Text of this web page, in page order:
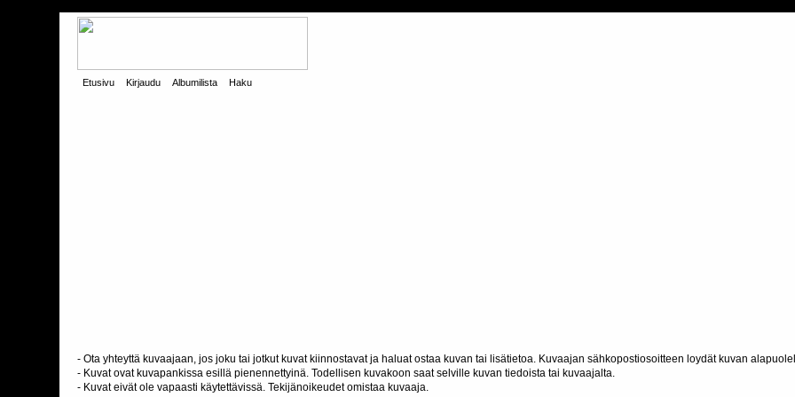
Etusivu Kirjaudu Albumilista Haku
- Ota yhteyttä kuvaajaan, jos joku tai jotkut kuvat kiinnostavat ja haluat ostaa kuvan tai lisätietoa. Kuvaajan sähkopostiosoitteen loydät kuvan
- Kuvat ovat kuvapankissa esillä pienennettyinä. Todellisen kuvakoon saat selville kuvan tiedoista tai kuvaajalta.
- Kuvat eivät ole vapaasti käytettävissä. Tekijänoikeudet omistaa kuvaaja.